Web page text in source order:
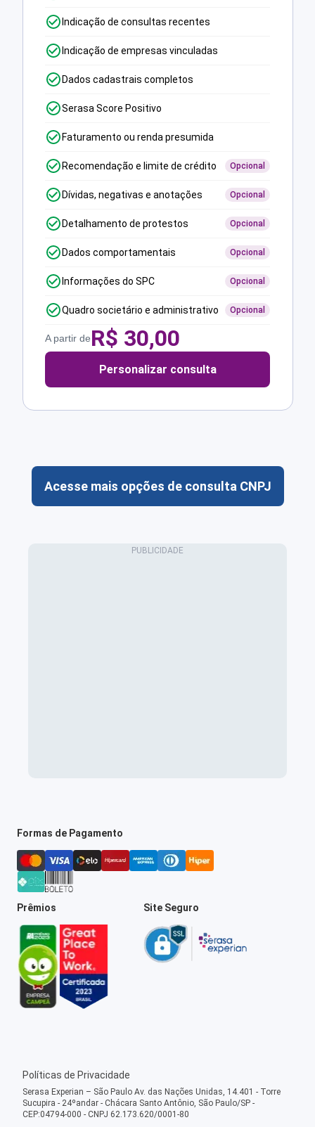
Indicação de consultas recentes
Indicação de empresas vinculadas
Dados cadastrais completos
Serasa Score Positivo
Faturamento ou renda presumida
Recomendação e limite de crédito Opcional
Dívidas, negativas e anotações Opcional
Detalhamento de protestos Opcional
Dados comportamentais Opcional
Informações do SPC Opcional
Quadro societário e administrativo Opcional
A partir deR$ 30,00
Personalizar consulta
Acesse mais opções de consulta CNPJ
Formas de Pagamento
Prêmios Site Seguro
Políticas de Privacidade
Serasa Experian – São Paulo Av. das Nações Unidas, 14.401 - Torre
Sucupira - 24ºandar - Chácara Santo Antônio, São Paulo/SP -
CEP:04794-000 - CNPJ 62.173.620/0001-80